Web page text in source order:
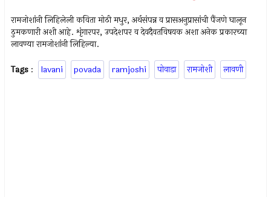
रामजोशांनी लिहिलेली कविता मोठी मधुर, अर्थसंपन्न व प्रासअनुप्रासांची पैंजणे घालून
ठुमकणारी अशी आहे. शृंगारपर, उपदेशपर व देवदैवतविषयक अशा अनेक प्रकारच्या
लावण्या रामजोशांनी लिहिल्या.
Tags : lavani povada ramjoshi पोवाडा रामजोशी लावणी